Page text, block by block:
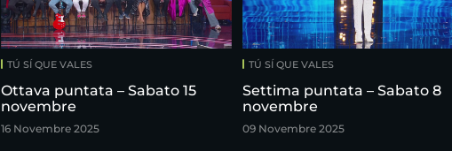
TÚ SÍ QUE VALES
Ottava puntata – Sabato 15
novembre
16 Novembre 2025
TÚ SÍ QUE VALES
Settima puntata – Sabato 8
novembre
09 Novembre 2025